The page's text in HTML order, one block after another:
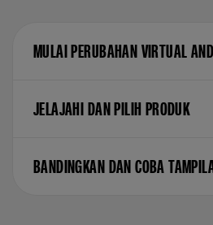
MULAI PERUBAHAN VIRTUAL
JELAJAHI DAN PILIH PRODUK
BANDINGKAN DAN COBA